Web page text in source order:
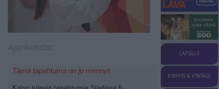
Tämä tapahtuma on jo mennyt
Katso tulevia tapahtumia Stadissa.fi -
LAPSILLE
KIRPPIS & VINTAGE